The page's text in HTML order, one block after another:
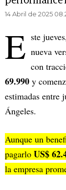
14 Abril de 2025
E ste
nueva
con
69.990 y
estimadas entre
Ángeles.
Aunque un
pagarlo US$
la empresa